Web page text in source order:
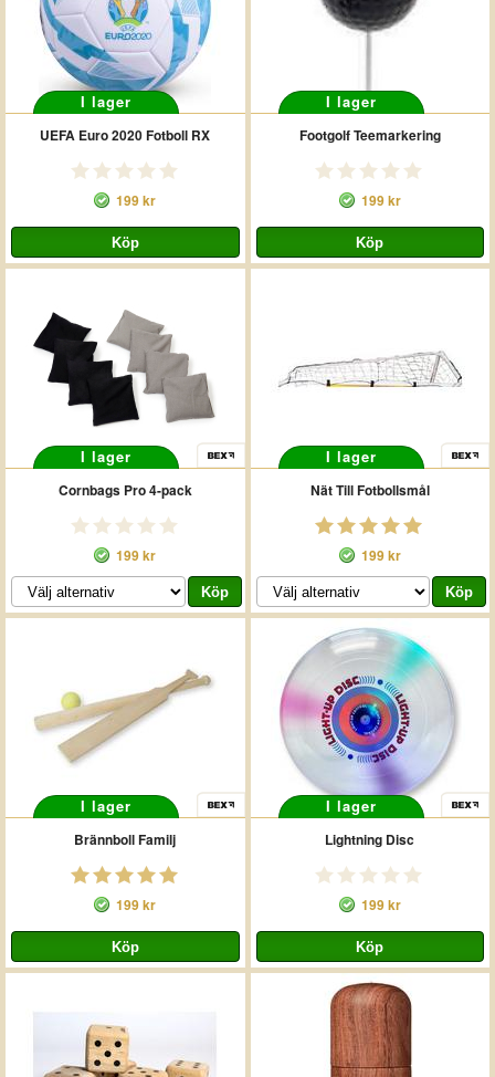
I lager
UEFA Euro 2020 Fotboll RX
199 kr
I lager
Footgolf Teemarkering
199 kr
I lager
Cornbags Pro 4-pack
199 kr
I lager
Nät Till Fotbollsmål
199 kr
I lager
Brännboll Familj
199 kr
I lager
Lightning Disc
199 kr